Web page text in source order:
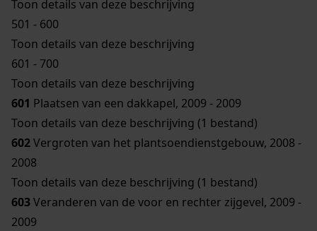
Toon details van deze beschrijving
501 - 600
Toon details van deze beschrijving
601 - 700
Toon details van deze beschrijving
601 Plaatsen van een dakkapel, 2009 - 2009
Toon details van deze beschrijving (1 bestand)
602Vergroten van het plantsoendienstgebouw, 2008 -
2008
Toon details van deze beschrijving (1 bestand)
603Veranderen van de voor en rechter zijgevel, 2009 -
2009